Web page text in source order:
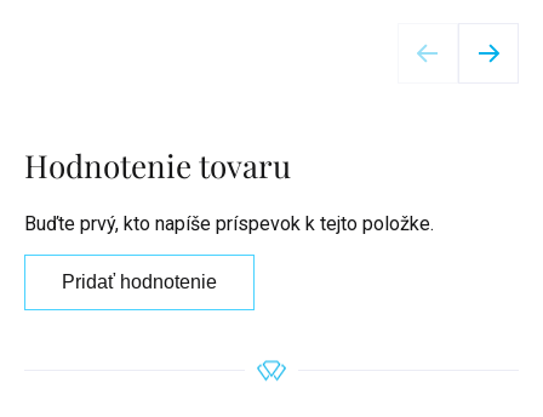
Hodnotenie tovaru
Buďte prvý, kto napíše príspevok k tejto položke.
Pridať hodnotenie